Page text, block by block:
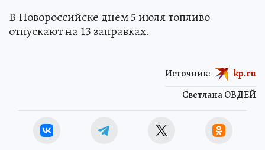
В Новороссийске днем 5 июля топливо
отпускают на 13 заправках.
Светлана ОВДЕЙ
Источник: kp.ru